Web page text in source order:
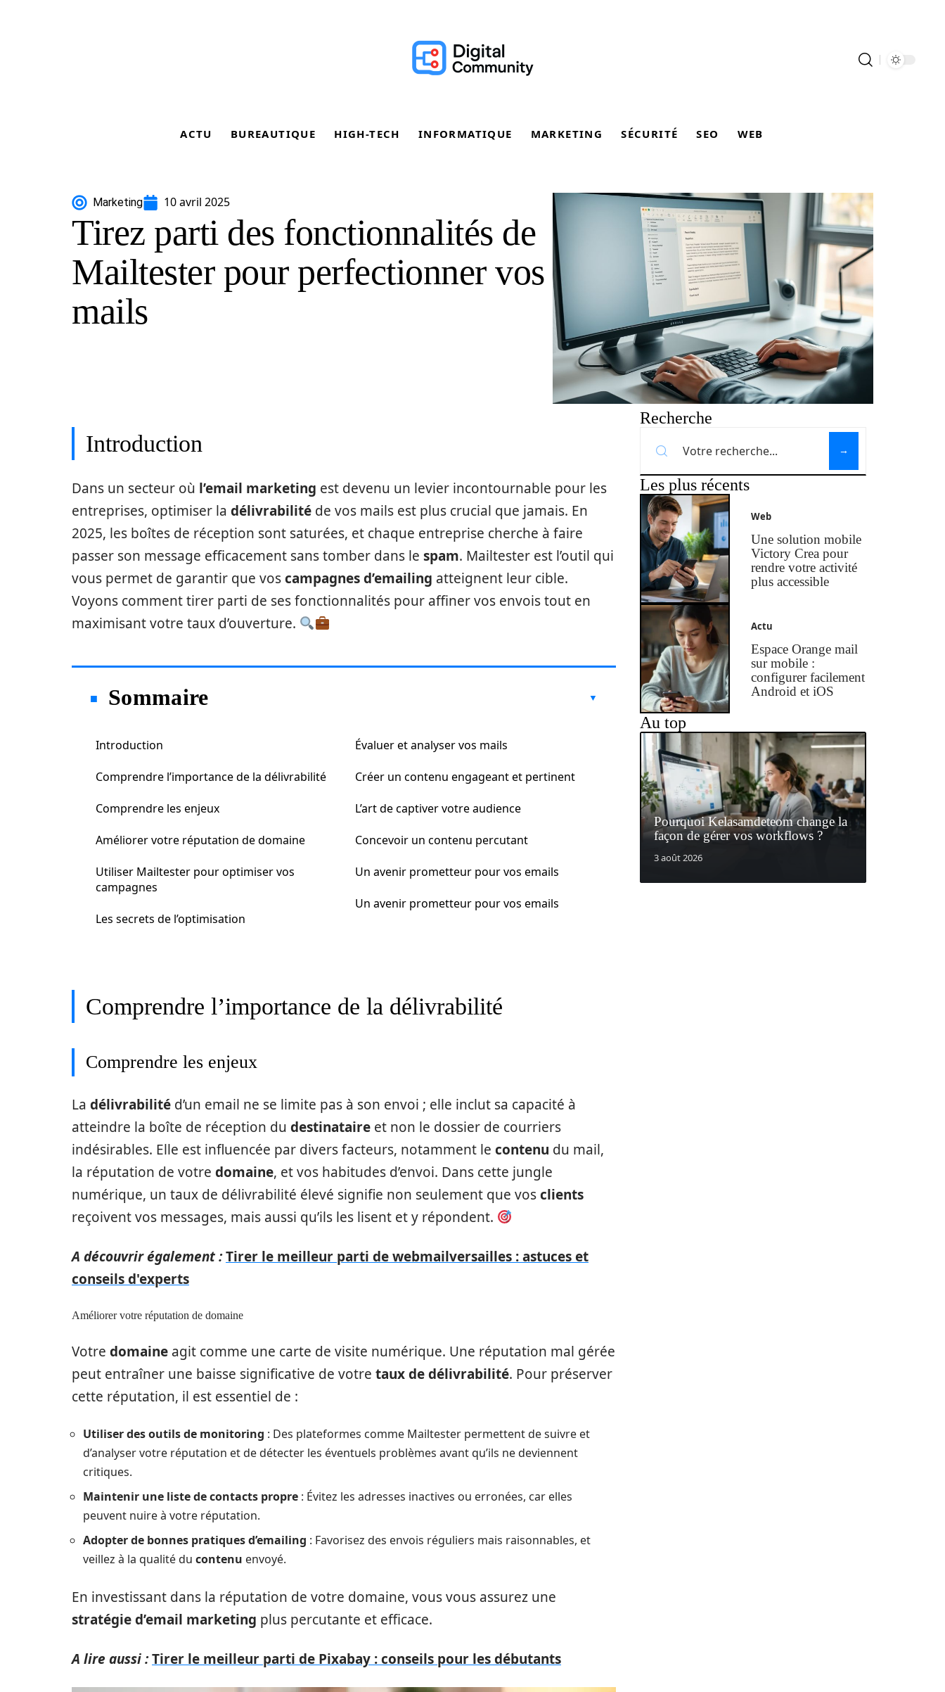
ACTU BUREAUTIQUE HIGH-TECH INFORMATIQUE MARKETING SÉCURITÉ SEO WEB
Marketing 10 avril 2025
Tirez parti des fonctionnalités de
Mailtester pour perfectionner vos
mails
Introduction
Dans un secteur où l’email marketing est devenu un levier incontournable pour les
entreprises, optimiser la délivrabilité de vos mails est plus crucial que jamais. En
2025, les boîtes de réception sont saturées, et chaque entreprise cherche à faire
passer son message efficacement sans tomber dans le spam. Mailtester est l’outil qui
vous permet de garantir que voscampagnes d’emailing atteignent leur cible.
Voyons comment tirer parti de ses fonctionnalités pour affiner vos envois tout en
maximisant votre taux d’ouverture.
Sommaire
Introduction
Comprendre l’importance de la délivrabilité
Comprendre les enjeux
Améliorer votre réputation de domaine
Utiliser Mailtester pour optimiser vos
campagnes
Les secrets de l’optimisation
Évaluer et analyser vos mails
Créer un contenu engageant et pertinent
L’art de captiver votre audience
Concevoir un contenu percutant
Un avenir prometteur pour vos emails
Un avenir prometteur pour vos emails
Comprendre l’importance de la délivrabilité
Comprendre les enjeux
La délivrabilité d’un email ne se limite pas à son envoi ; elle inclut sa capacité à
atteindre la boîte de réception du destinataire et non le dossier de courriers
indésirables. Elle est influencée par divers facteurs, notamment le contenu du mail,
la réputation de votre domaine, et vos habitudes d’envoi. Dans cette jungle
numérique, un taux de délivrabilité élevé signifie non seulement que vosclients
reçoivent vos messages, mais aussi qu’ils les lisent et y répondent.
A découvrir également :Tirer le meilleur parti de webmailversailles : astuces et
conseils d'experts
Améliorer votre réputation de domaine
Votre domaine agit comme une carte de visite numérique. Une réputation mal gérée
peut entraîner une baisse significative de votre taux de délivrabilité. Pour préserver
cette réputation, il est essentiel de :
Utiliser des outils de monitoring : Des plateformes comme Mailtester permettent de suivre et
d’analyser votre réputation et de détecter les éventuels problèmes avant qu’ils ne deviennent
critiques.
Maintenir une liste de contacts propre : Évitez les adresses inactives ou erronées, car elles
peuvent nuire à votre réputation.
Adopter de bonnes pratiques d’emailing : Favorisez des envois réguliers mais raisonnables, et
veillez à la qualité du contenu envoyé.
En investissant dans la réputation de votre domaine, vous vous assurez une
stratégie d’email marketing plus percutante et efficace.
A lire aussi :Tirer le meilleur parti de Pixabay : conseils pour les débutants
Recherche
Les plus récents
Web
Une solution mobile
Victory Crea pour
rendre votre activité
plus accessible
Actu
Espace Orange mail
sur mobile :
configurer facilement
Android et iOS
Au top
Pourquoi Kelasamdeteom change la
façon de gérer vos workflows ?
3 août 2026